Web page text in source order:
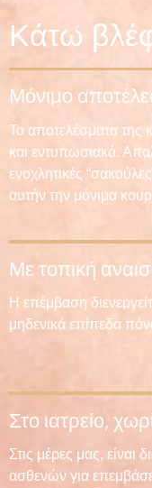
Κάτω
Μόνιμο
Τα αποτελέσματα της
και εντυπωσιακά.
ενοχλητικές
αυτήν την μόνιμα
Με τοπική
Η επέμβαση
μηδενικά επίπεδα
Στο ιατρείο,
Στις μέρες μας,
ασθενών για